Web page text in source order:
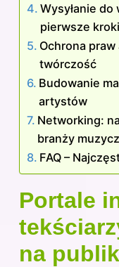
Wysyłanie
pierwsze
Ochrona
twórczość
Budowanie
artystów
Networking:
branży
FAQ –
Portale
na